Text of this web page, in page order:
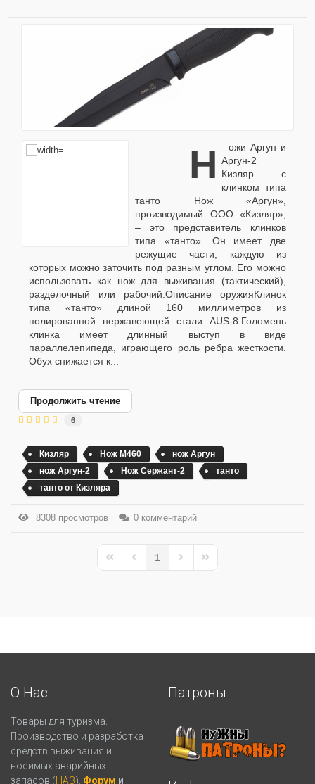
Ножи Аргун и Аргун-2
Кизляр с
клинком типа
танто Нож «Аргун»,
производимый ООО «Кизляр»,
– это представитель клинков
типа «танто». Он имеет две
режущие части, каждую из
которых можно заточить под разным углом. Его можно
использовать как нож для выживания (тактический),
разделочный или рабочий.Описание оружияКлинок
типа «танто» длиной 160 миллиметров из
полированной нержавеющей стали AUS-8.Голомень
клинка имеет длинный выступ в виде
параллелепипеда, играющего роль ребра жесткости.
Обух снижается к...
Продолжить чтение
6
Кизляр Нож M460
нож Аргун
нож Аргун-2
Нож Сержант-2
танто
танто от Кизляра
8308 просмотров 0 комментарий
First PagePrevious Page
1
Next PageLast Page
О Нас
Товары для туризма.
Производство и разработка
средств выживания и
носимых аварийных
запасов (НАЗ). Форум и
Патроны